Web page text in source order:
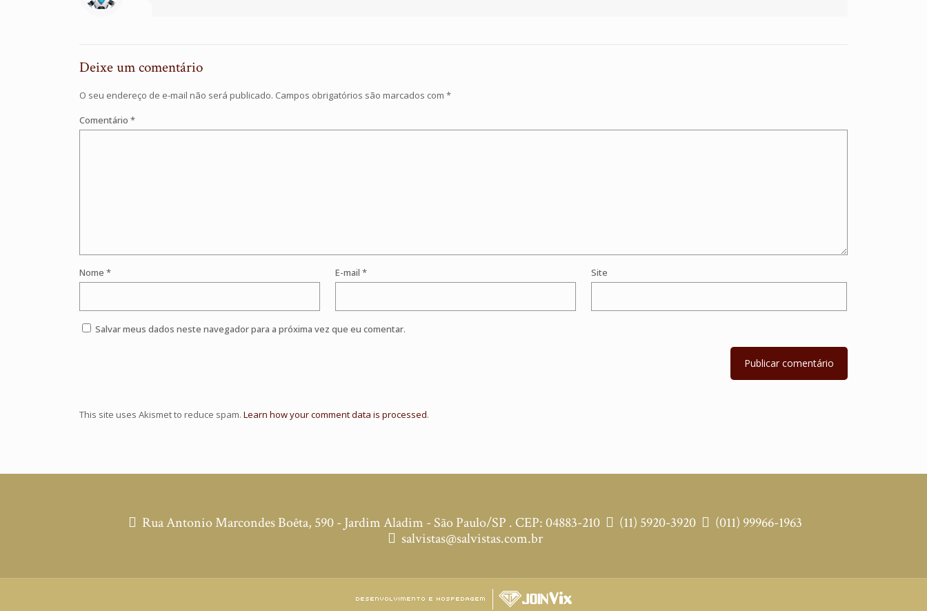
Deixe um comentário
O seu endereço de e-mail não será publicado. Campos obrigatórios são marcados com *
Comentário *
Nome * E-mail * Site
Salvar meus dados neste navegador para a próxima vez que eu comentar.
This site uses Akismet to reduce spam. Learn how your comment data is processed.
Rua Antonio Marcondes Boêta, 590 - Jardim Aladim - São Paulo/SP . CEP: 04883-210 (11) 5920-3920
(011) 99966-1963
salvistas@salvistas.com.br